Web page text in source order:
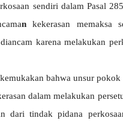
sendiri dalam Pasal
nkekerasan memaksa
karena melakukan
bahwa unsur pokok
dalam melakukan
dari tindak pidana